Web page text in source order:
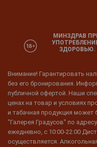
МИНЗДРАВ
ЗДОРОВЬЮ.
Внимание! Гарантировать
без его бронирования.
публичной офертой. Наши
ценах на товар и условиях
и табачная продукция может
"Галерея Градусов" по
ежедневно, с 10:00-22:00
осуществляется.